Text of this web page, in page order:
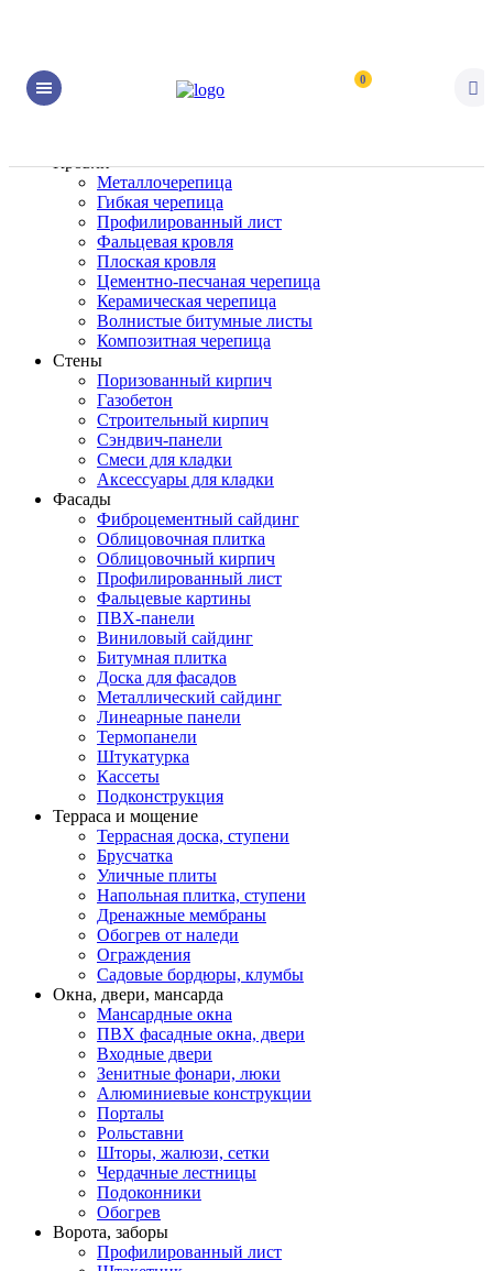
0
Кровли
Металлочерепица
Гибкая черепица
Профилированный лист
Фальцевая кровля
Плоская кровля
Цементно-песчаная черепица
Керамическая черепица
Волнистые битумные листы
Композитная черепица
Стены
Поризованный кирпич
Газобетон
Строительный кирпич
Сэндвич-панели
Смеси для кладки
Аксессуары для кладки
Фасады
Фиброцементный сайдинг
Облицовочная плитка
Облицовочный кирпич
Профилированный лист
Фальцевые картины
ПВХ-панели
Виниловый сайдинг
Битумная плитка
Доска для фасадов
Металлический сайдинг
Линеарные панели
Термопанели
Штукатурка
Кассеты
Подконструкция
Терраса и мощение
Террасная доска, ступени
Брусчатка
Уличные плиты
Напольная плитка, ступени
Дренажные мембраны
Обогрев от наледи
Ограждения
Садовые бордюры, клумбы
Окна, двери, мансарда
Мансардные окна
ПВХ фасадные окна, двери
Входные двери
Зенитные фонари, люки
Алюминиевые конструкции
Порталы
Рольставни
Шторы, жалюзи, сетки
Чердачные лестницы
Подоконники
Обогрев
Ворота, заборы
Профилированный лист